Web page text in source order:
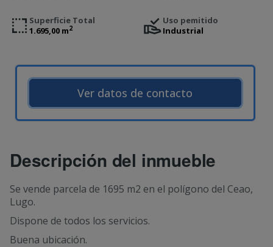
Superficie Total
1.695,00 m2
Uso pemitido
Industrial
Ver datos de contacto
Descripción del inmueble
Se vende parcela de 1695 m2 en el polígono del Ceao,
Lugo.
Dispone de todos los servicios.
Buena ubicación.